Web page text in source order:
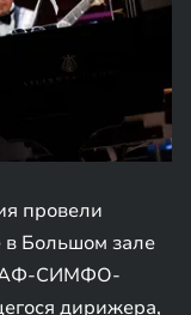
провели
Большом зале
СИМФО-
дирижера,